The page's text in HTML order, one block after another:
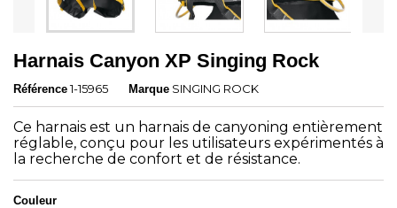
Harnais Canyon XP Singing Rock
Référence 1-15965 Marque SINGING ROCK
Ce harnais est un harnais de canyoning entièrement
réglable, conçu pour les utilisateurs expérimentés à
la recherche de confort et de résistance.
Couleur